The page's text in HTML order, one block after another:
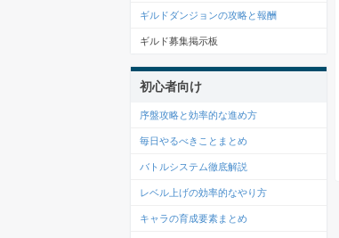
ギルドダンジョンの攻略と報酬
ギルド募集掲示板
初心者向け
序盤攻略と効率的な進め方
毎日やるべきことまとめ
バトルシステム徹底解説
レベル上げの効率的なやり方
キャラの育成要素まとめ